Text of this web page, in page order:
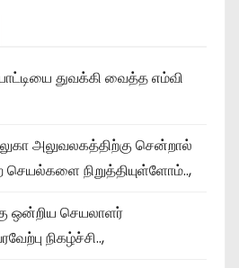
துவக்கி வைத்த எம்வி
அலுவலகத்திற்கு சென்றால்
நிறுத்தியுள்ளோம்..,
ஒன்றிய செயலாளர்
நிகழ்ச்சி..,